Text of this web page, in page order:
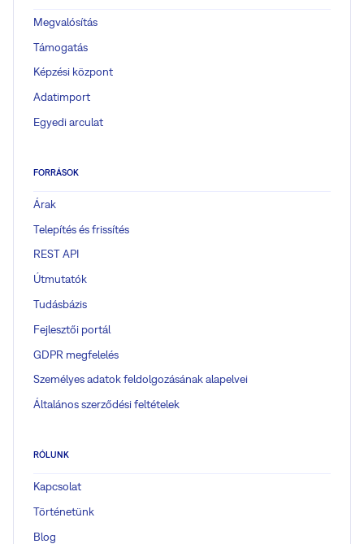
Megvalósítás
Támogatás
Képzési központ
Adatimport
Egyedi arculat
FORRÁSOK
Árak
Telepítés és frissítés
REST API
Útmutatók
Tudásbázis
Fejlesztői portál
GDPR megfelelés
Személyes adatok feldolgozásának alapelvei
Általános szerződési feltételek
RÓLUNK
Kapcsolat
Történetünk
Blog